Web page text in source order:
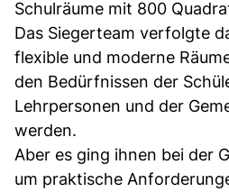
Schulräume mit 800
Das Siegerteam verfolgte
flexible und moderne
den Bedürfnissen der
Lehrpersonen und der
werden.
Aber es ging ihnen bei der
um praktische